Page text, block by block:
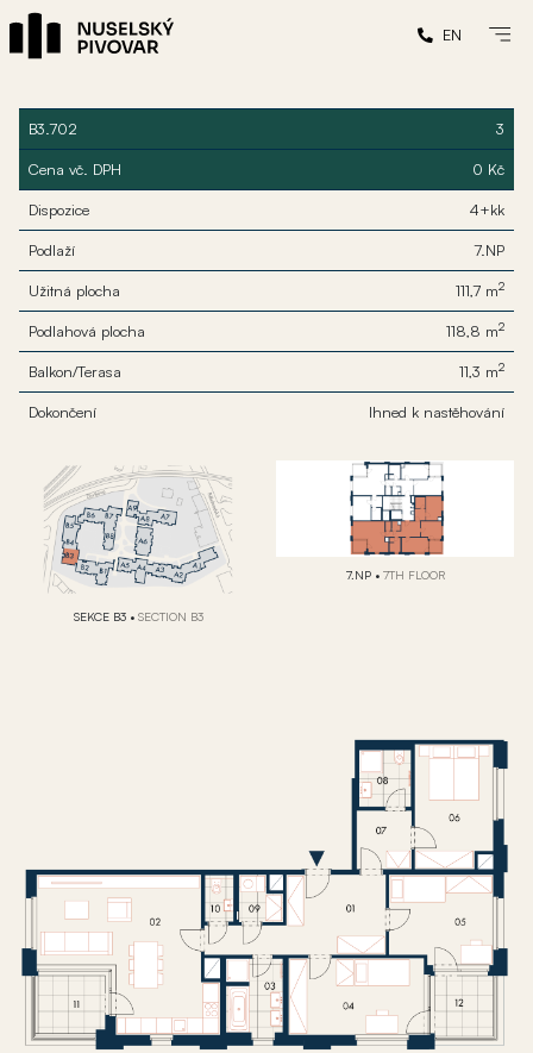
EN
B3.702 3
Cena vč. DPH 0 Kč
Dispozice 4+kk
Podlaží 7.NP
Užitná plocha 111,7 m2
Podlahová plocha 118,8 m2
Balkon/Terasa 11,3 m2
Dokončení Ihned k nastěhování
SEKCE B3 • SECTION B3
7.NP • 7TH FLOOR